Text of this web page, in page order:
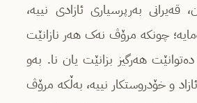
قەیرانی بەرپرسیاری ئازادی نییە،
چونکە مرۆڤ نەک هەر نازانێت
دەتوانێت هەرگیز بزانێت یان نا. بەو
و خۆدروستکار نییە، بەڵکە مرۆڤ